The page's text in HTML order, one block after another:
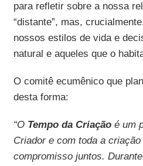
para refletir sobre a nossa
“distante”, mas,
nossos estilos de vida e
natural e aqueles que o
O comitê ecumênico que
desta forma:
“O Tempo da Criaçãoé um
Criador e com toda a
compromisso juntos.